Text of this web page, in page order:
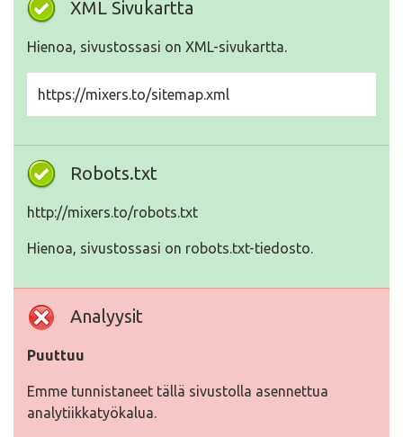
XML Sivukartta
Hienoa, sivustossasi on XML-sivukartta.
https://mixers.to/sitemap.xml
Robots.txt
http://mixers.to/robots.txt
Hienoa, sivustossasi on robots.txt-tiedosto.
Analyysit
Puuttuu
Emme tunnistaneet tällä sivustolla asennettua
analytiikkatyökalua.